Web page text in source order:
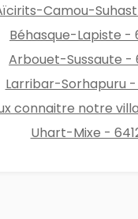
Camou-
Béhasque-Lapiste -
Arbouet-Sussaute -
Larribar-Sorhapuru -
connaitre notre
Uhart-Mixe -